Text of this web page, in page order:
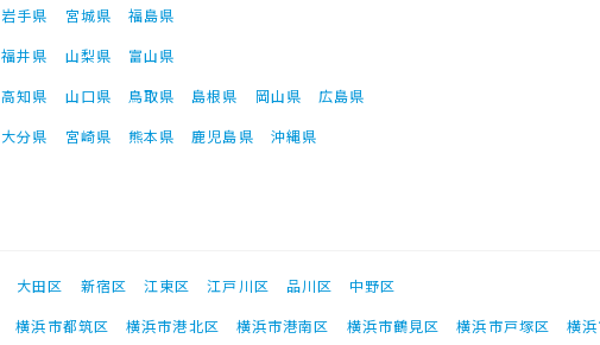
岩手県 宮城県
福島県
福井県 山梨県
富山県
高知県 山口県 鳥取県 島根県 岡山県
広島県
大分県 宮崎県 熊本県 鹿児島県 沖縄県
大田区 新宿区 江東区 江戸川区 品川区
中野区
横浜市都筑区 横浜市港北区 横浜市港南区 横浜市鶴見区 横浜市戸塚区
横